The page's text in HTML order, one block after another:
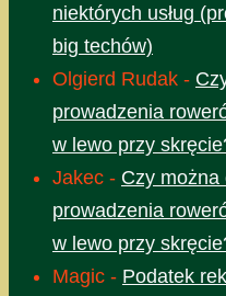
niektórych usług
big techów)
Olgierd Rudak -
prowadzenia
w lewo przy
Jakec - Czy można
prowadzenia
w lewo przy
Magic - Podatek